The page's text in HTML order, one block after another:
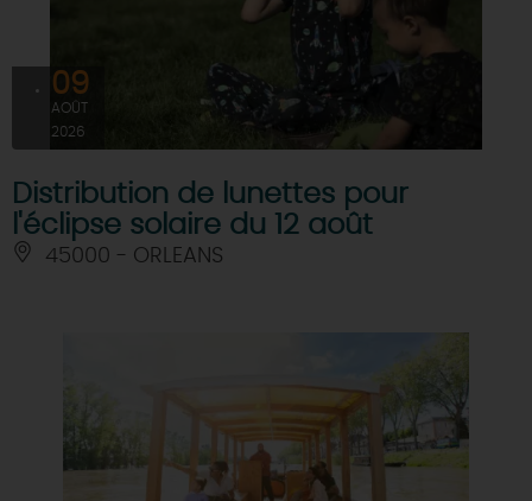
DEMAIN
CETTE SEMAINE
09
AOÛT
2026
Distribution de lunettes pour
l'éclipse solaire du 12 août
45000 - ORLEANS